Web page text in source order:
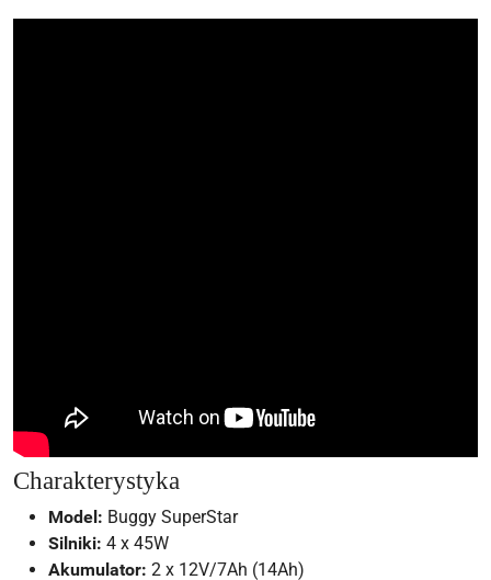
Charakterystyka
Model: Buggy SuperStar
Silniki: 4 x 45W
Akumulator: 2 x 12V/7Ah (14Ah)